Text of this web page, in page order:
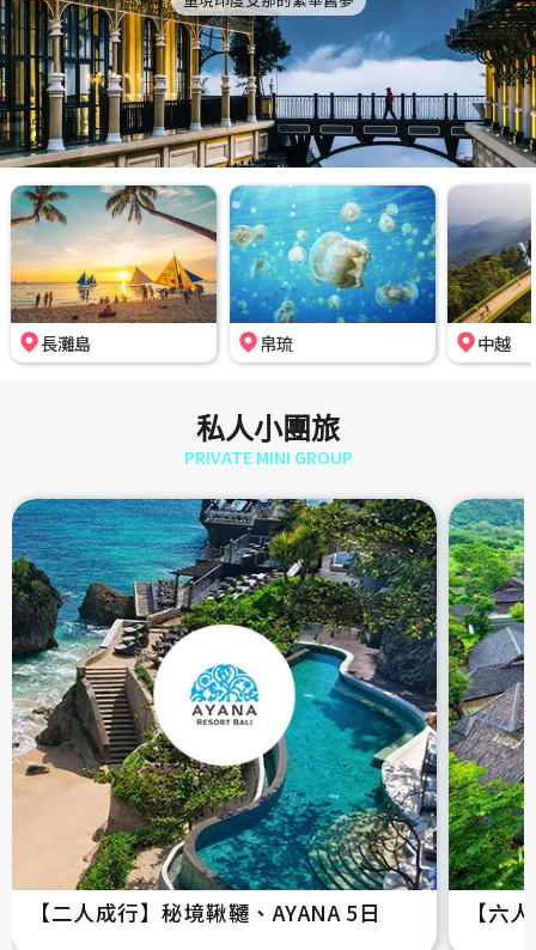
長灘島 帛琉 中越
私人小團旅
PRIVATE MINI GROUP
【二人成行】秘境鞦韆、AYANA 5日 【六